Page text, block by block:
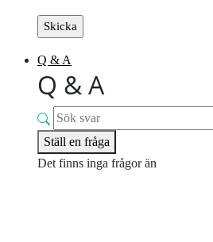
Q & A
Q & A
Ställ en fråga
Det finns inga frågor än